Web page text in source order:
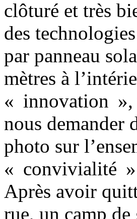
clôturé et très
des
par panneau
mètres à
« innovation »,
nous demander
photo sur
« convivialité »
Après avoir
rue, un camp